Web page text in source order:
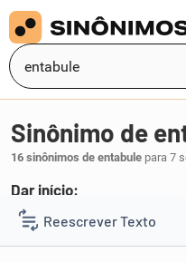
Reescrever Texto
Sinônimo de
16 sinônimos de entabule para 7
Dar início:
1 estabeleça,comece